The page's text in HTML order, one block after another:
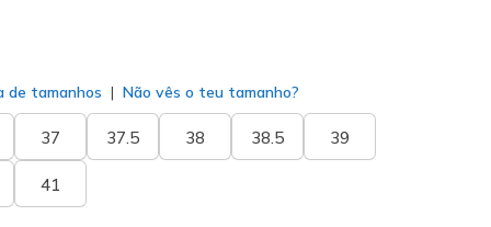
de tamanhos Não vês o teu tamanho?
37 37.5 38 38.5 39
41